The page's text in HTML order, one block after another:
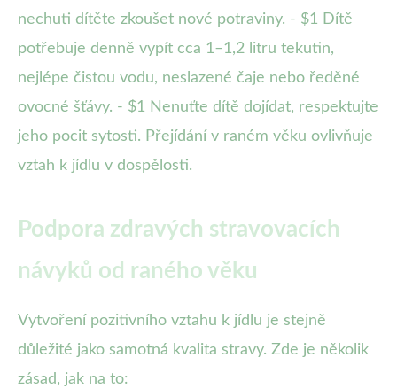
nechuti dítěte zkoušet nové potraviny. - $1 Dítě
potřebuje denně vypít cca 1–1,2 litru tekutin,
nejlépe čistou vodu, neslazené čaje nebo ředěné
ovocné šťávy. - $1 Nenuťte dítě dojídat, respektujte
jeho pocit sytosti. Přejídání v raném věku ovlivňuje
vztah k jídlu v dospělosti.
Podpora zdravých stravovacích
návyků od raného věku
Vytvoření pozitivního vztahu k jídlu je stejně
důležité jako samotná kvalita stravy. Zde je několik
zásad, jak na to: